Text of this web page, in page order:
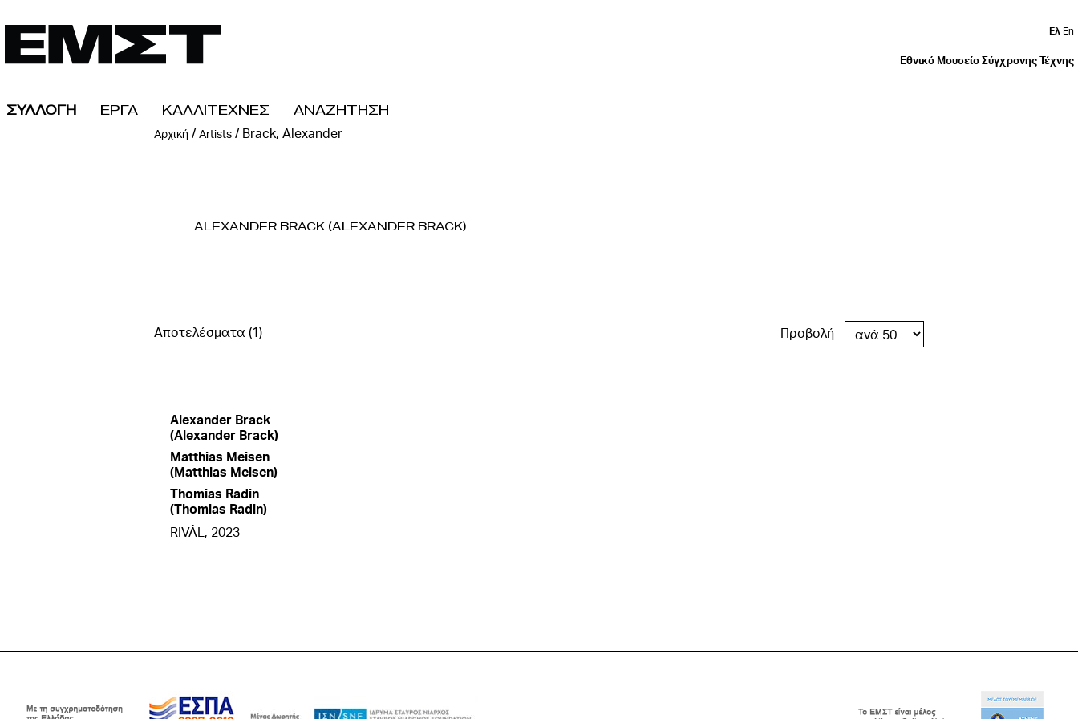
Ελ En
Εθνικό Μουσείο Σύγχρονης Τέχνης
ΣΥΛΛΟΓΗ ΕΡΓΑ ΚΑΛΛΙΤΕΧΝΕΣ ΑΝΑΖΗΤΗΣΗ
Αρχική / Artists / Brack, Alexander
Alexander Brack (Alexander Brack)
Αποτελέσματα (1) Προβολή
Alexander Brack
(Alexander Brack)
Matthias Meisen
(Matthias Meisen)
Thomias Radin
(Thomias Radin)
RIVÂL, 2023